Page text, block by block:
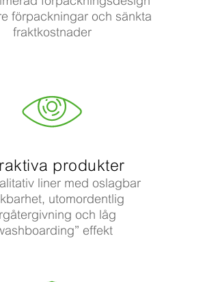
förpackningar och sänkta
fraktkostnader
produkter
liner med oslagbar
utomordentlig
och låg
effekt